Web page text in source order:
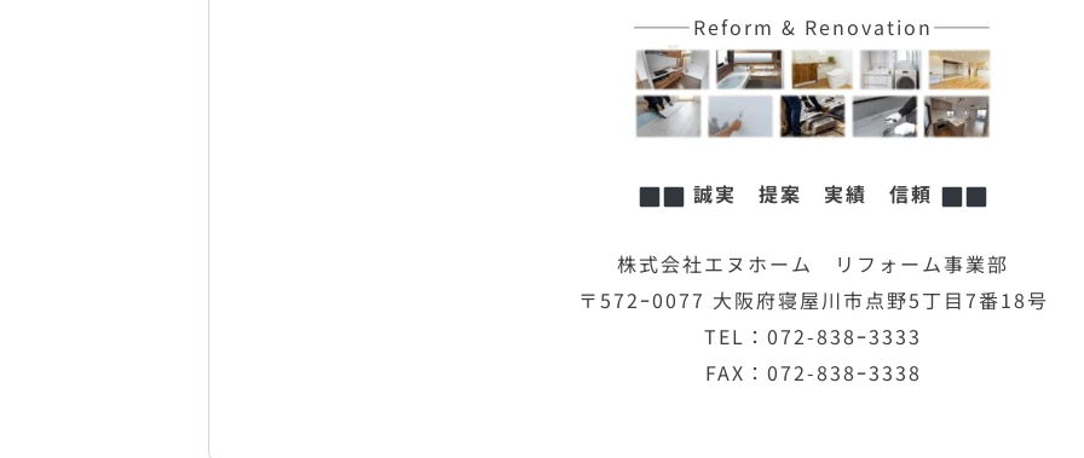
———Reform & Renovation———
誠実 提案 実績 信頼
株式会社エヌホーム リフォーム事業部
〒572ｰ0077 大阪府寝屋川市点野5丁目7番18号
TEL：072-838ｰ3333
FAX：072-838ｰ3338